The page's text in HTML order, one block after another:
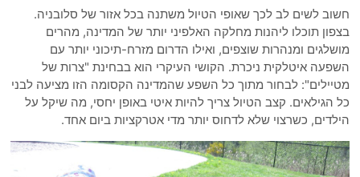
חשוב לשים לב לכך שאופי הטיול משתנה בכל אזור של סלובניה.
בצפון תוכלו ליהנות מחלקה האלפיני יותר של המדינה, מהרים
מושלגים ומנהרות שוצפים, ואילו הדרום מזרח-תיכוני יותר עם
השפעה איטלקית ניכרת. הקושי העיקרי הוא בבחינת "צרות של
מטיילים": לבחור מתוך כל השפע שהמדינה הקסומה הזו מציעה לבני
כל הגילאים. קצב הטיול צריך להיות איטי באופן יחסי, מה שיקל על
הילדים, כשרצוי שלא לדחוס יותר מדי אטרקציות ביום אחד.